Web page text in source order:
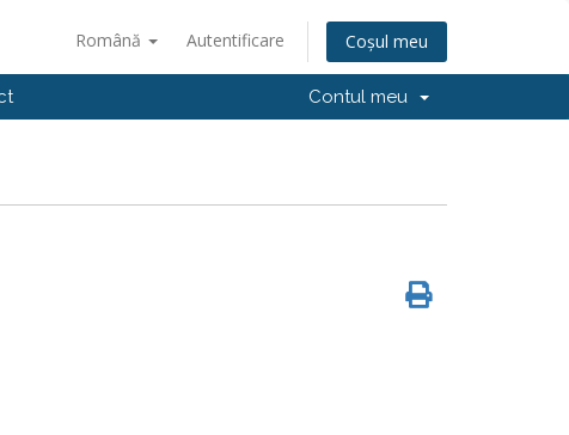
Română Autentificare Coșul meu
Contul meu